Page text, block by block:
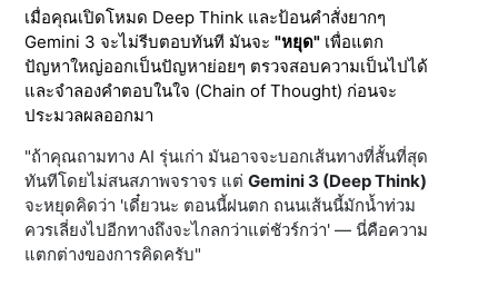
เมื่อคุณเปิดโหมด Deep Think และป้อนคำสั่งยากๆ
Gemini 3 จะไม่รีบตอบทันที มันจะ"หยุด" เพื่อแตก
ปัญหาใหญ่ออกเป็นปัญหาย่อยๆ ตรวจสอบความเป็นไปได้
และจำลองคำตอบในใจ (Chain of Thought) ก่อนจะ
ประมวลผลออกมา
"ถ้าคุณถามทาง AI รุ่นเก่า มันอาจจะบอกเส้นทางที่สั้นที่สุด
ทันทีโดยไม่สนสภาพจราจร แต่Gemini 3 (Deep Think)
จะหยุดคิดว่า 'เดี๋ยวนะ ตอนนี้ฝนตก ถนนเส้นนี้มักน้ำท่วม
ควรเลี่ยงไปอีกทางถึงจะไกลกว่าแต่ชัวร์กว่า' — นี่คือความ
แตกต่างของการคิดครับ"